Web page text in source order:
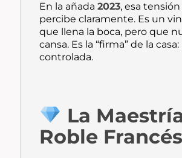
En la añada2023, esa tensión
percibe claramente. Es un
que llena la boca, pero que
cansa. Es la “firma” de la
controlada.
La
Roble Francés